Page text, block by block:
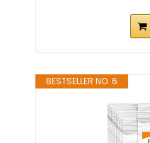
BESTSELLER NO. 6